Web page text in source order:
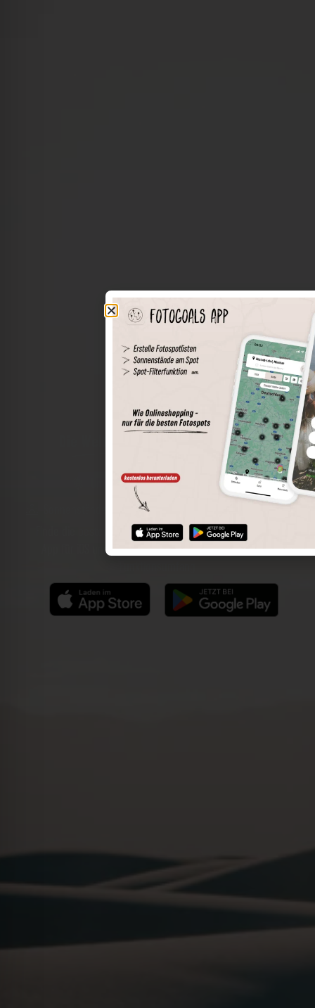
Die Welt der Orte in deiner Tasche
Umkreissuche
Spots speichern
Sonnenstände am Spot
Filterfunktion
Finde die besten Fotospots noch einfacher mit unserer
App für iOS und Android und genieße einen größeren